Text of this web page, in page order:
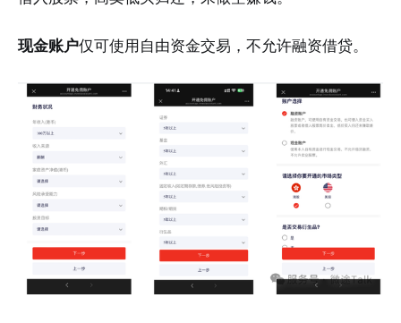
现金账户仅可使用自由资金交易，不允许融资借贷。